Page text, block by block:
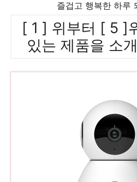
즐겁고 행복한 하루
[ 1 ] 위부터 [ 5 ]
있는 제품을 소